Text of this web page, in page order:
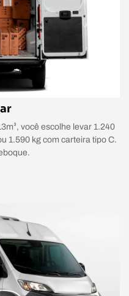
você escolhe levar 1.240
1.590 kg com carteira tipo C.